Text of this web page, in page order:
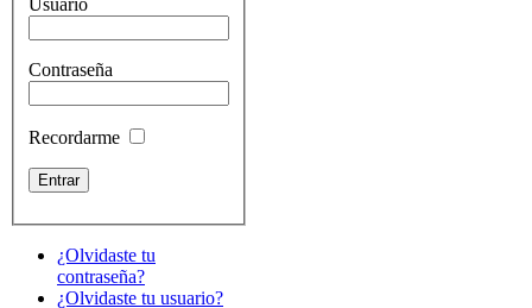
Usuario
Contraseña
Recordarme
¿Olvidaste tu
contraseña?
¿Olvidaste tu usuario?